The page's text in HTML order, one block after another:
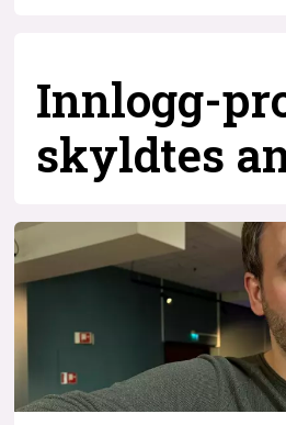
Innlogg-
skyldtes